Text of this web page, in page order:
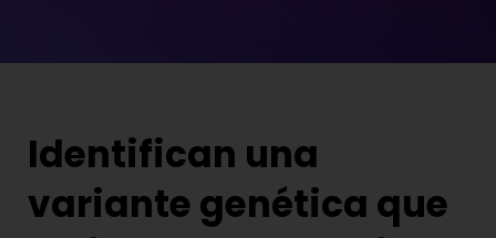
Identifican una
variante genética que